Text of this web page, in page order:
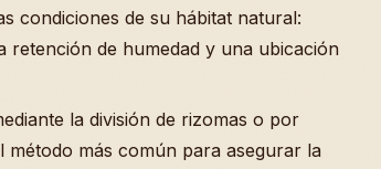
condiciones de su hábitat natural:
de humedad y una ubicación
la división de rizomas o por
método más común para asegurar la